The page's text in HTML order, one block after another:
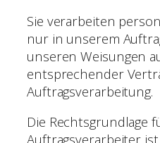
Sie verarbeiten
nur in unserem
unseren Weisungen
entsprechender
Auftragsverarbeitung.
Die Rechtsgrundlage
Auftragsverarbeiter